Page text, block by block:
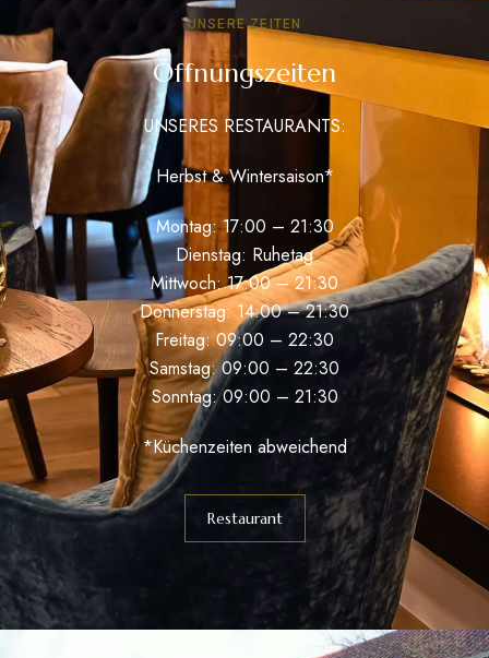
UNSERE ZEITEN
Öffnungszeiten
UNSERES RESTAURANTS:
Herbst & Wintersaison*
Montag: 17:00 – 21:30
Dienstag: Ruhetag
Mittwoch: 17:00 – 21:30
Donnerstag: 14:00 – 21:30
Freitag: 09:00 – 22:30
Samstag: 09:00 – 22:30
Sonntag: 09:00 – 21:30
*Küchenzeiten abweichend
Restaurant